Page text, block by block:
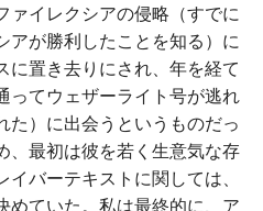
ァイレクシアの侵略（すでに
アが勝利したことを知る）に
に置き去りにされ、年を経て
ってウェザーライト号が逃れ
た）に出会うというものだっ
、最初は彼を若く生意気な存
バーテキストに関しては、
めていた。私は最終的に、ア